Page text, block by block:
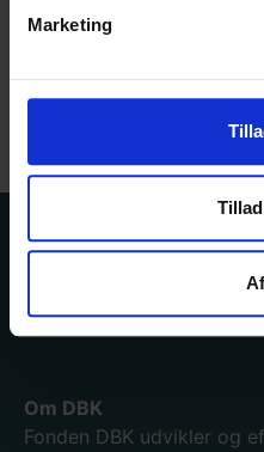
Marketing
Kontakt os
Om DBK
Fonden DBK udvikler og